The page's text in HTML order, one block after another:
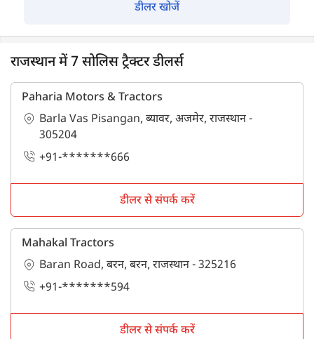
डीलर खोजें
राजस्थान में 7 सोलिस ट्रैक्टर डीलर्स
Paharia Motors & Tractors
Barla Vas Pisangan, ब्यावर, अजमेर, राजस्थान -
305204
+91-*******666
डीलर से संपर्क करें
Mahakal Tractors
Baran Road, बरन, बरन, राजस्थान - 325216
+91-*******594
डीलर से संपर्क करें